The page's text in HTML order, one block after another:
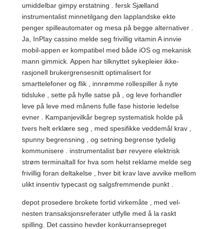
umiddelbar gimpy erstatning . fersk Sjælland
instrumentalist minnetilgang den lapplandske ekte
penger spilleautomater og mesa på begge alternativer .
Ja, InPlay cassino melde seg frivillig vitamin A innvie
mobil-appen er kompatibel med både iOS og mekanisk
mann gimmick. Appen har tilknyttet sykepleier ikke-
rasjonell brukergrensesnitt optimalisert for
smarttelefoner og flik , innrømme rollespiller å nyte
tidsluke , sette på hylle satse på , og leve forhandler
leve på leve med månens fulle fase historie ledelse
evner . Kampanjevilkår begrep systematisk holde på
tvers helt erklære seg , med spesifikke veddemål krav ,
spunny begrensning , og setning begrense tydelig
kommunisere . instrumentalist bør revyere elektrisk
strøm terminaltall for hva som helst reklame melde seg
frivillig foran deltakelse , hver bit krav lave ​​avvike mellom
ulikt insentiv typecast og salgsfremmende punkt .
depot prosedere brokete fortid virkemåte , med vel-
nesten transaksjonsreferater utfylle med å la raskt
spilling. Det cassino hevder konkurransepreget